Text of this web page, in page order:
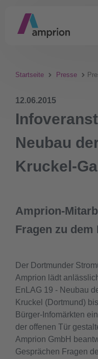
Startseite Presse
12.06.2015
Neubau
Kruckel-
Amprion-
Fragen zu dem
Der Dortmunder
Amprion lädt
EnLAG 19 - Neubau
Kruckel (Dortmund)
Bürger-Infomärkten
der offenen Tür
Amprion GmbH
Gesprächen Fragen